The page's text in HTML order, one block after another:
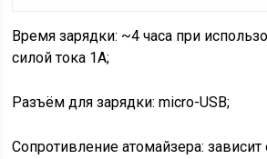
Время зарядки: ~4 часа при
силой тока 1А;
Разъём для зарядки: micro-USB;
Сопротивление атомайзера: зависит